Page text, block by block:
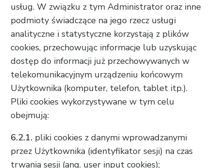
usług. W związku z tym Administrator oraz inne
podmioty świadczące na jego rzecz usługi
analityczne i statystyczne korzystają z plików
cookies, przechowując informacje lub uzyskując
dostęp do informacji już przechowywanych w
telekomunikacyjnym urządzeniu końcowym
Użytkownika (komputer, telefon, tablet itp.).
Pliki cookies wykorzystywane w tym celu
obejmują:
6.2.1. pliki cookies z danymi wprowadzanymi
przez Użytkownika (identyfikator sesji) na czas
trwania sesji (ang. user input cookies);